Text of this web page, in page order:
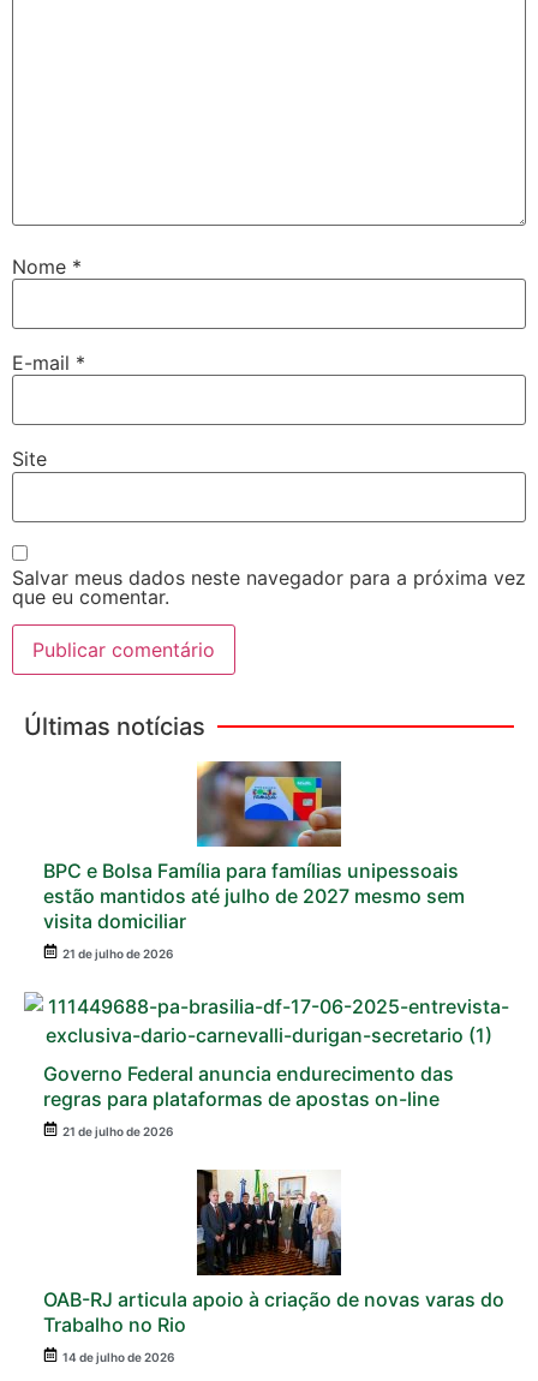
Nome *
E-mail *
Site
Salvar meus dados neste navegador para a próxima vez
que eu comentar.
Últimas notícias
BPC e Bolsa Família para famílias unipessoais
estão mantidos até julho de 2027 mesmo sem
visita domiciliar
21 de julho de 2026
Governo Federal anuncia endurecimento das
regras para plataformas de apostas on-line
21 de julho de 2026
OAB-RJ articula apoio à criação de novas varas do
Trabalho no Rio
14 de julho de 2026